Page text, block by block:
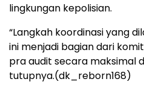
lingkungan kepolisian.
“Langkah koordinasi yang
ini menjadi bagian dari
pra audit secara maksimal
tutupnya.(dk_reborn168)